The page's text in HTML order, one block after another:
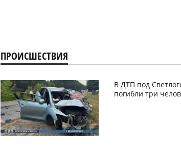
ПРОИСШЕСТВИЯ
В ДТП под
погибли три